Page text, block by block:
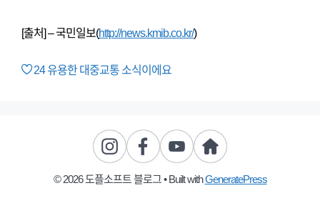
[출처] – 국민일보(http://news.kmib.co.kr/)
24유용한 대중교통 소식이에요
© 2026 도플소프트 블로그• Built withGeneratePress